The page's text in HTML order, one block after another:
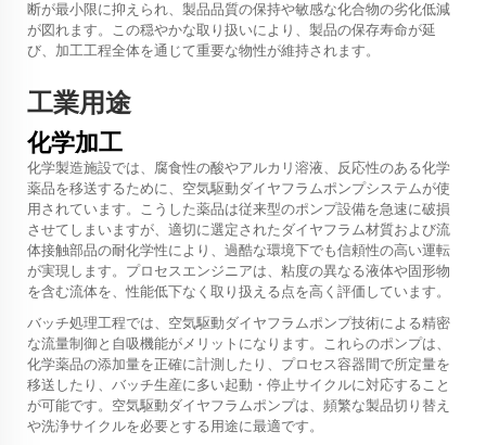
断が最小限に抑えられ、製品品質の保持や敏感な化合物の劣化低減
が図れます。この穏やかな取り扱いにより、製品の保存寿命が延
び、加工工程全体を通じて重要な物性が維持されます。
工業用途
化学加工
化学製造施設では、腐食性の酸やアルカリ溶液、反応性のある化学
薬品を移送するために、空気駆動ダイヤフラムポンプシステムが使
用されています。こうした薬品は従来型のポンプ設備を急速に破損
させてしまいますが、適切に選定されたダイヤフラム材質および流
体接触部品の耐化学性により、過酷な環境下でも信頼性の高い運転
が実現します。プロセスエンジニアは、粘度の異なる液体や固形物
を含む流体を、性能低下なく取り扱える点を高く評価しています。
バッチ処理工程では、空気駆動ダイヤフラムポンプ技術による精密
な流量制御と自吸機能がメリットになります。これらのポンプは、
化学薬品の添加量を正確に計測したり、プロセス容器間で所定量を
移送したり、バッチ生産に多い起動・停止サイクルに対応すること
が可能です。空気駆動ダイヤフラムポンプは、頻繁な製品切り替え
や洗浄サイクルを必要とする用途に最適です。